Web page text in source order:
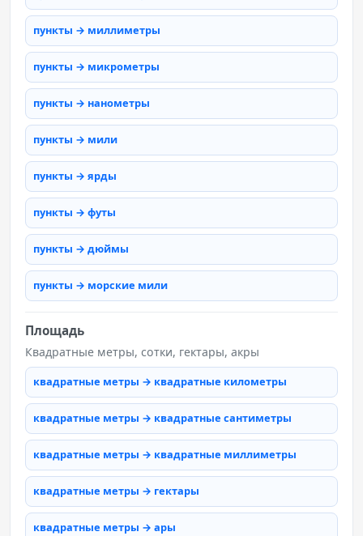
пункты → миллиметры
пункты → микрометры
пункты → нанометры
пункты → мили
пункты → ярды
пункты → футы
пункты → дюймы
пункты → морские мили
Площадь
Квадратные метры, сотки, гектары, акры
квадратные метры → квадратные километры
квадратные метры → квадратные сантиметры
квадратные метры → квадратные миллиметры
квадратные метры → гектары
квадратные метры → ары